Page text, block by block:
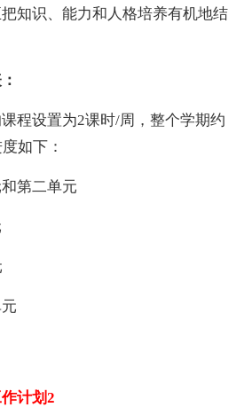
知识、能力和人格培养有机地结
设置为2课时/周，整个学期约
如下：
第二单元
计划2